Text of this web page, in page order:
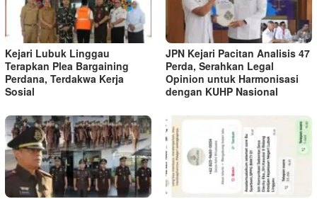
Kejari Lubuk Linggau
Terapkan Plea Bargaining
Perdana, Terdakwa Kerja
Sosial
JPN Kejari Pacitan Analisis 47
Perda, Serahkan Legal
Opinion untuk Harmonisasi
dengan KUHP Nasional